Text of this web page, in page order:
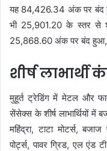
यह 84,426.34 अंक पर बंद
भी 25,901.20 के स्तर
25,868.60 अंक पर बंद
शीर्ष लाभार्थी
मुहूर्त ट्रेडिंग में मेटल और
सेंसेक्स के शीर्ष लाभार्थियों में
महिंद्रा, टाटा मोटर्स,
पोर्ट्स, पावर ग्रिड, एल एंड